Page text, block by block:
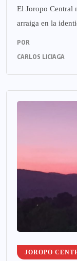
El Joropo Central
arraiga en la
POR
CARLOS LICIAGA
JOROPO